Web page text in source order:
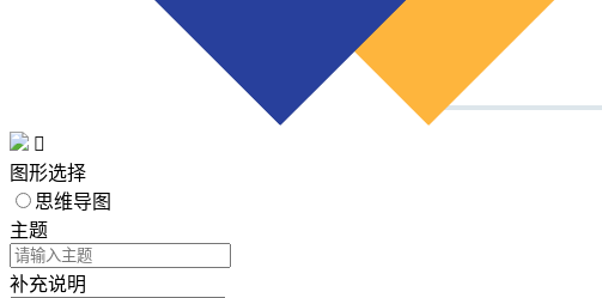

图形选择
思维导图
主题
补充说明